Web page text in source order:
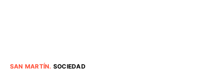
SAN MARTÍN. SOCIEDAD